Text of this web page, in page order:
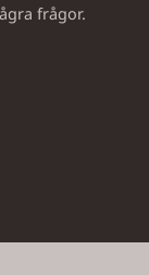
frågor.